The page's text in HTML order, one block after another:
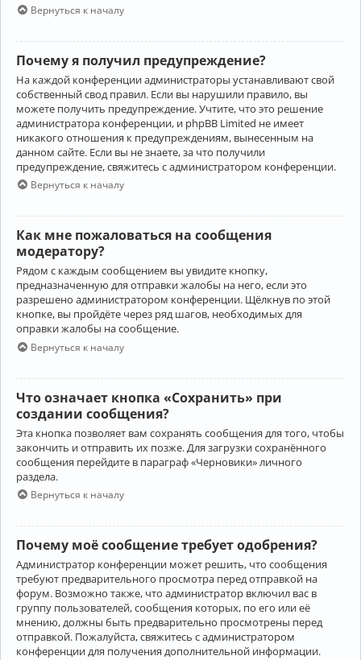
Вернуться к началу
Почему я получил предупреждение?
На каждой конференции администраторы устанавливают свой
собственный свод правил. Если вы нарушили правило, вы
можете получить предупреждение. Учтите, что это решение
администратора конференции, и phpBB Limited не имеет
никакого отношения к предупреждениям, вынесенным на
данном сайте. Если вы не знаете, за что получили
предупреждение, свяжитесь с администратором конференции.
Вернуться к началу
Как мне пожаловаться на сообщения
модератору?
Рядом с каждым сообщением вы увидите кнопку,
предназначенную для отправки жалобы на него, если это
разрешено администратором конференции. Щёлкнув по этой
кнопке, вы пройдёте через ряд шагов, необходимых для
оправки жалобы на сообщение.
Вернуться к началу
Что означает кнопка «Сохранить» при
создании сообщения?
Эта кнопка позволяет вам сохранять сообщения для того, чтобы
закончить и отправить их позже. Для загрузки сохранённого
сообщения перейдите в параграф «Черновики» личного
раздела.
Вернуться к началу
Почему моё сообщение требует одобрения?
Администратор конференции может решить, что сообщения
требуют предварительного просмотра перед отправкой на
форум. Возможно также, что администратор включил вас в
группу пользователей, сообщения которых, по его или её
мнению, должны быть предварительно просмотрены перед
отправкой. Пожалуйста, свяжитесь с администратором
конференции для получения дополнительной информации.